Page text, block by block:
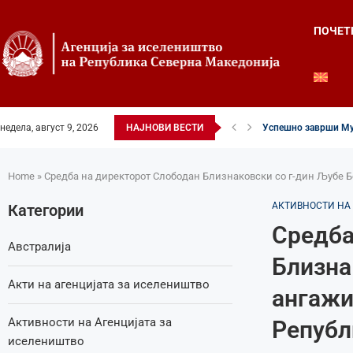
недела, август 9, 2026 НАЈНОВИ ВЕСТИ Успешно заврши
Home » Средба на директорот Слободан Близнаковски со г-дин Љубе
АКТИВНОСТИ
Категории
Австралија
Акти на агенцијата за иселеништво
Активности на Агенцијата за
иселеништво